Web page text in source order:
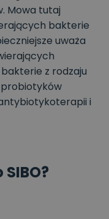
Mowa tutaj
bakterie
uważa
z rodzaju
probiotyków
i